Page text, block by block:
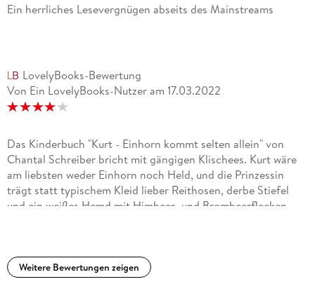
Ein herrliches Lesevergnügen abseits des Mainstreams
LovelyBooks-Bewertung
Von Ein LovelyBooks-Nutzer am 17.03.2022
Das Kinderbuch "Kurt - Einhorn kommt selten allein" von
Chantal Schreiber bricht mit gängigen Klischees. Kurt wäre
am liebsten weder Einhorn noch Held, und die Prinzessin
trägt statt typischem Kleid lieber Reithosen, derbe Stiefel
und ein weißes Hemd mit Himbeer- und Brombeerflecken.
ausschaut. Das ist schon lustig gemacht. Begleitet und
unterstützt werden Kurt und die Prinzessin noch von Trill,
Weitere Bewertungen zeigen